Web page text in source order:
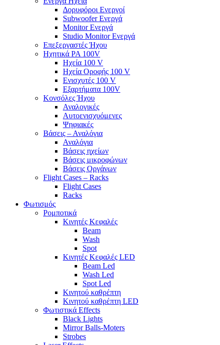
Δορυφόροι Ενεργοί
Subwoofer Ενεργά
Monitor Ενεργά
Studio Monitor Ενεργά
Επεξεργαστές Ήχου
Ηχητικά PA 100V
Ηχεία 100 V
Ηχεία Οροφής 100 V
Ενισχυτές 100 V
Εξαρτήματα 100V
Κονσόλες Ήχου
Αναλογικές
Αυτοενισχυόμενες
Ψηφιακές
Βάσεις – Αναλόγια
Αναλόγια
Βάσεις ηχείων
Βάσεις μικροφώνων
Βάσεις Οργάνων
Flight Cases – Racks
Flight Cases
Racks
Φωτισμός
Ρομποτικά
Κινητές Κεφαλές
Beam
Wash
Spot
Κινητές Κεφαλές LED
Beam Led
Wash Led
Spot Led
Κινητού καθρέπτη
Κινητού καθρέπτη LED
Φωτιστικά Effects
Black Lights
Mirror Balls-Moters
Strobes